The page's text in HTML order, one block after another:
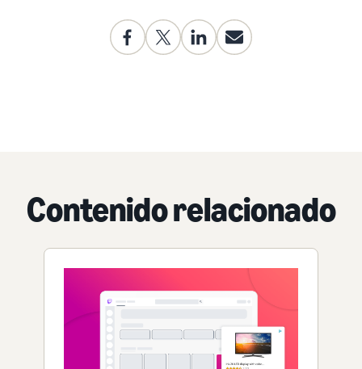
Contenido relacionado